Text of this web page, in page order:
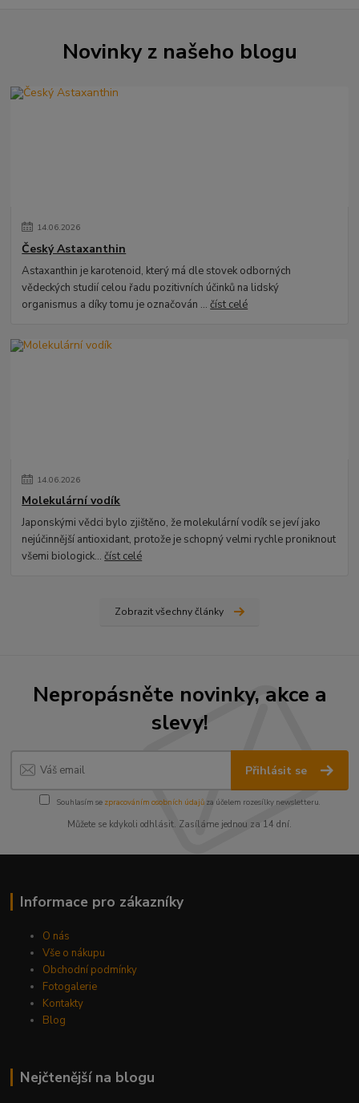
Novinky z našeho blogu
14.06.2026
Český Astaxanthin
Astaxanthin je karotenoid, který má dle stovek odborných
vědeckých studií celou řadu pozitivních účinků na lidský
organismus a díky tomu je označován ...číst celé
14.06.2026
Molekulární vodík
Japonskými vědci bylo zjištěno, že molekulární vodík se jeví jako
nejúčinnější antioxidant, protože je schopný velmi rychle proniknout
všemi biologick...číst celé
Zobrazit všechny články
Nepropásněte novinky, akce a
slevy!
Přihlásit se
Souhlasím se zpracováním osobních údajůza účelem rozesílky newsletteru.
Můžete se kdykoli odhlásit. Zasíláme jednou za 14 dní.
Informace pro zákazníky
O nás
Vše o nákupu
Obchodní podmínky
Fotogalerie
Kontakty
Blog
Nejčtenější na blogu